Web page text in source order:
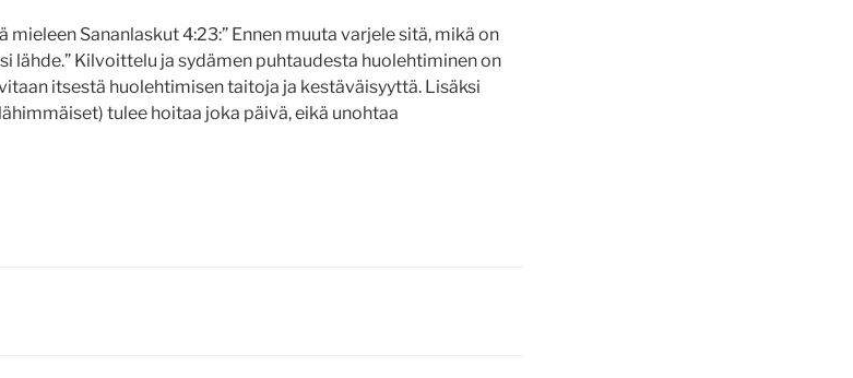
Sananlaskut 4:23:” Ennen muuta varjele sitä, mikä on
lähde.” Kilvoittelu ja sydämen puhtaudesta huolehtiminen on
itsestä huolehtimisen taitoja ja kestäväisyyttä. Lisäksi
tulee hoitaa joka päivä, eikä unohtaa